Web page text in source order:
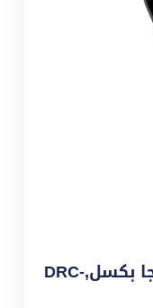
كاميرا بوابة كوماكس 2 ميجا بكسل,DRC-